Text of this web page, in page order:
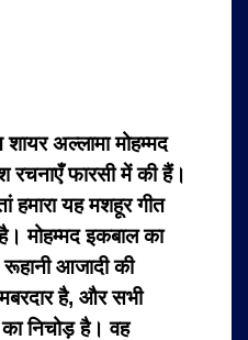
शायर अल्लामा मोहम्मद
फारसी में की हैं।
हमारा यह मशहूर गीत
मोहम्मद इकबाल का
आजादी की
है, और सभी
निचोड़ है। वह